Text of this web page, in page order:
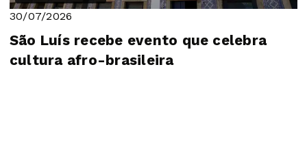
30/07/2026
São Luís recebe evento que celebra
cultura afro-brasileira